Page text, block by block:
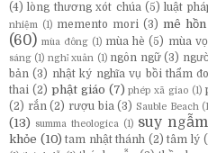
(4) lòng thương xót chúa (5) luật
nhiệm (1) memento mori (3) mê
(60) mùa đông (1) mùa hè (5) mùa
sáng (1) nghỉ xuân (1) ngôn ngữ (3)
bản (3) nhật ký nghĩa vụ bồi thẩm
thai (2) phật giáo (7) phép xã giao (1)
(2) rắn (2) rượu bia (3) Sauble Beach
(13)
summa theologica (1) suy ngẫm
khỏe (10) tam nhật thánh (2) tâm lý